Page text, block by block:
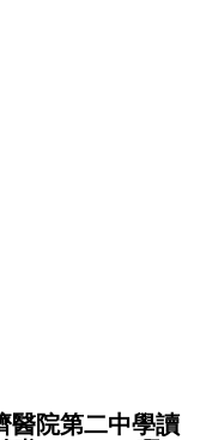
醫院第二中學讀